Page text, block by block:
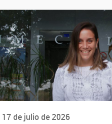
17 de julio de 2026